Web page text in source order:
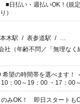
■日払い・週払いOK！(規
）
木駅 / 表参道駅 / …
社（年齢不問／「無理な
10：00～19：00 ・17：00
00～翌6：00 など
のみOK！ 即日スタート